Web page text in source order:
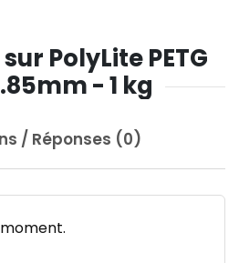
PolyLite PETG
- 1 kg
/ Réponses (0)